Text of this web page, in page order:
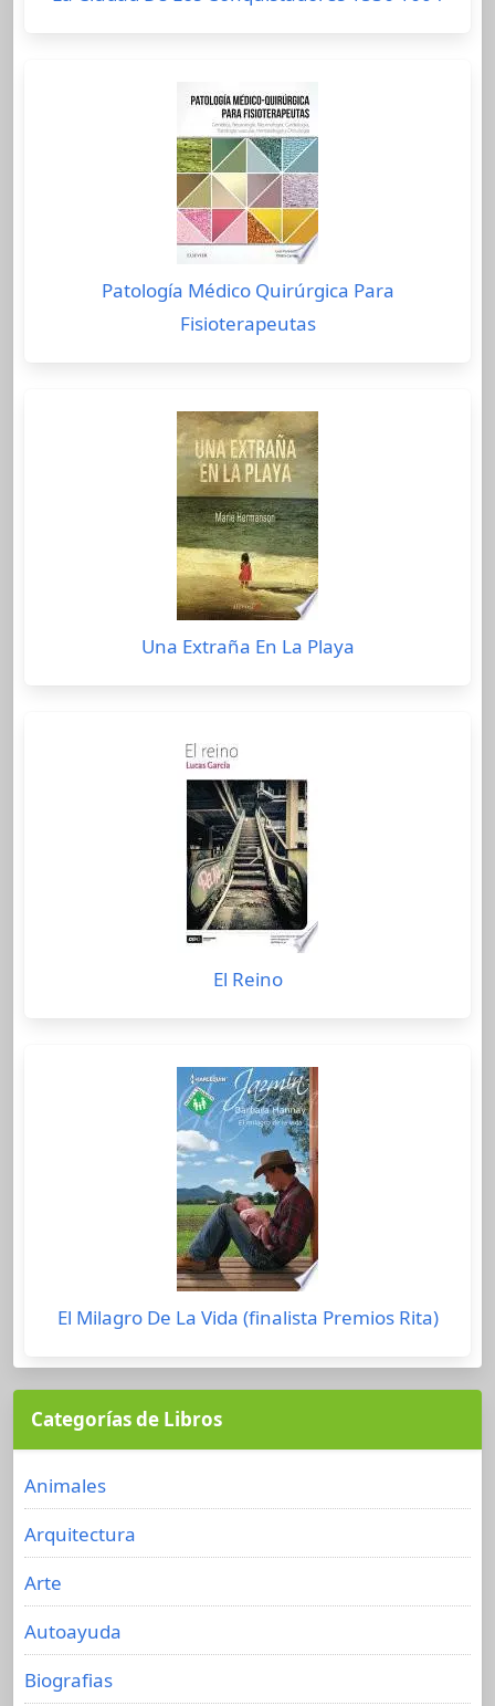
Patología Médico Quirúrgica Para
Fisioterapeutas
Una Extraña En La Playa
El Reino
El Milagro De La Vida (finalista Premios Rita)
Categorías de Libros
Animales
Arquitectura
Arte
Autoayuda
Biografias